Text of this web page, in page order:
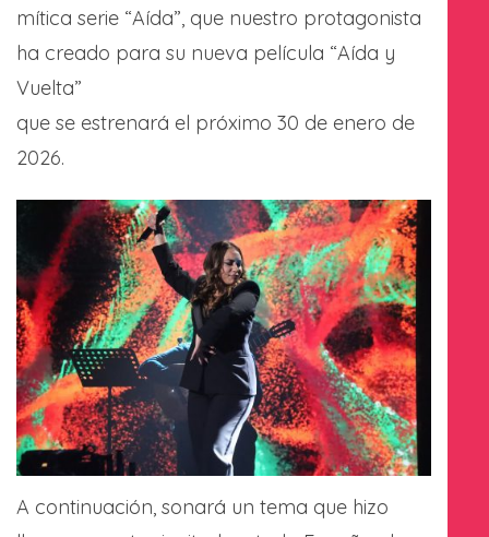
mítica serie “Aída”, que nuestro protagonista
ha creado para su nueva película “Aída y
Vuelta”
que se estrenará el próximo 30 de enero de
2026.
A continuación, sonará un tema que hizo